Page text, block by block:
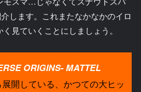
します。これまたなかなかのイロ
見ていくことにしましょう。
ORIGINS- MATTEL
開している、かつての大ヒッ